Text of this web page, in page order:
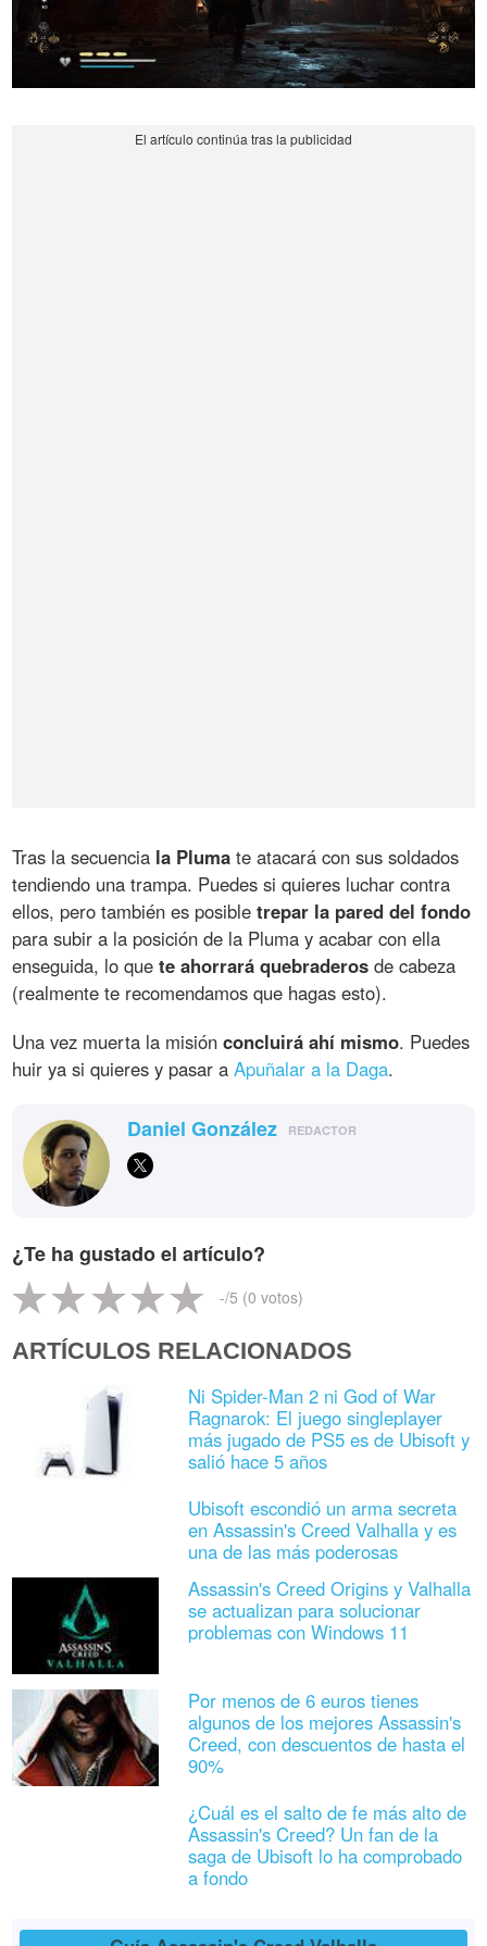
Tras la secuencia la Pluma te atacará con sus soldados
tendiendo una trampa. Puedes si quieres luchar contra
ellos, pero también es posibletrepar la pared del fondo
para subir a la posición de la Pluma y acabar con ella
enseguida, lo quete ahorrará quebraderos de cabeza
(realmente te recomendamos que hagas esto).
Una vez muerta la misiónconcluirá ahí mismo. Puedes
huir ya si quieres y pasar aApuñalar a la Daga.
Daniel González REDACTOR
¿Te ha gustado el artículo?
-/5 (0 votos)
ARTÍCULOS RELACIONADOS
Ni Spider-Man 2 ni God of War
Ragnarok: El juego singleplayer
más jugado de PS5 es de Ubisoft y
salió hace 5 años
Ubisoft escondió un arma secreta
en Assassin's Creed Valhalla y es
una de las más poderosas
Assassin's Creed Origins y Valhalla
se actualizan para solucionar
problemas con Windows 11
Por menos de 6 euros tienes
algunos de los mejores Assassin's
Creed, con descuentos de hasta el
90%
¿Cuál es el salto de fe más alto de
Assassin's Creed? Un fan de la
saga de Ubisoft lo ha comprobado
a fondo